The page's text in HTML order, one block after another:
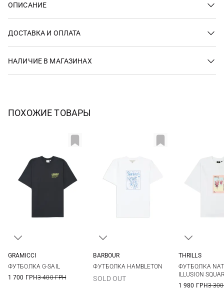
ОПИСАНИЕ
ДОСТАВКА И ОПЛАТА
НАЛИЧИЕ В МАГАЗИНАХ
ПОХОЖИЕ ТОВАРЫ
GRAMICCI
ФУТБОЛКА G-SAIL
1 700 ГРН3 400 ГРН
BARBOUR
ФУТБОЛКА HAMBLETON
SOLD OUT
THRILLS
ФУТБОЛКА
ILLUSION
1 980 ГРН3